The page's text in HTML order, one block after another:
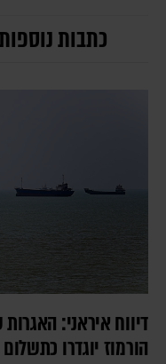
כתבות
דיווח איראני:
הורמוז יוגדרו